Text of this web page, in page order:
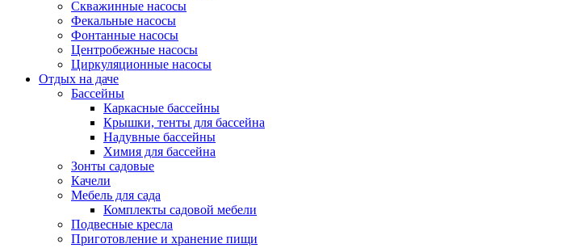
Скважинные насосы
Фекальные насосы
Фонтанные насосы
Центробежные насосы
Циркуляционные насосы
Отдых на даче
Бассейны
Каркасные бассейны
Крышки, тенты для бассейна
Надувные бассейны
Химия для бассейна
Зонты садовые
Качели
Мебель для сада
Комплекты садовой мебели
Подвесные кресла
Приготовление и хранение пищи